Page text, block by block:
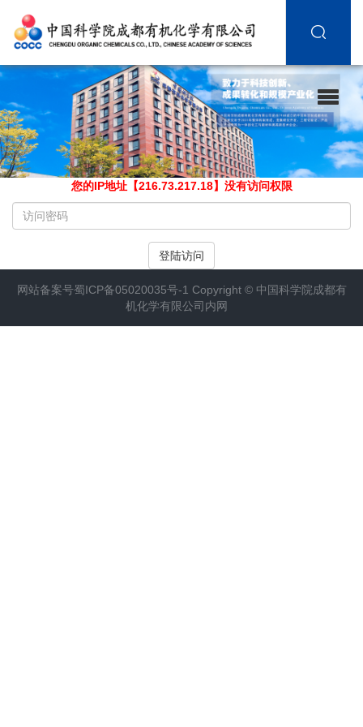
您的IP地址【216.73.217.18】没有访问权限
输
入
访
密
码
登陆访问
网站备案号蜀ICP备05020035号-1 Copyright © 中国科学院成都有
机化学有限公司内网